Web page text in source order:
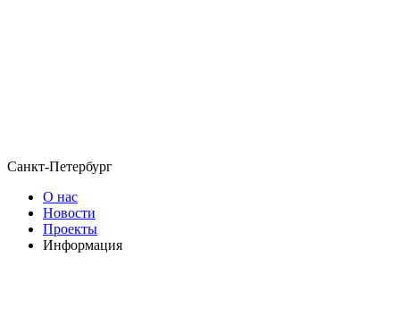
Санкт-Петербург
О нас
Новости
Проекты
Информация